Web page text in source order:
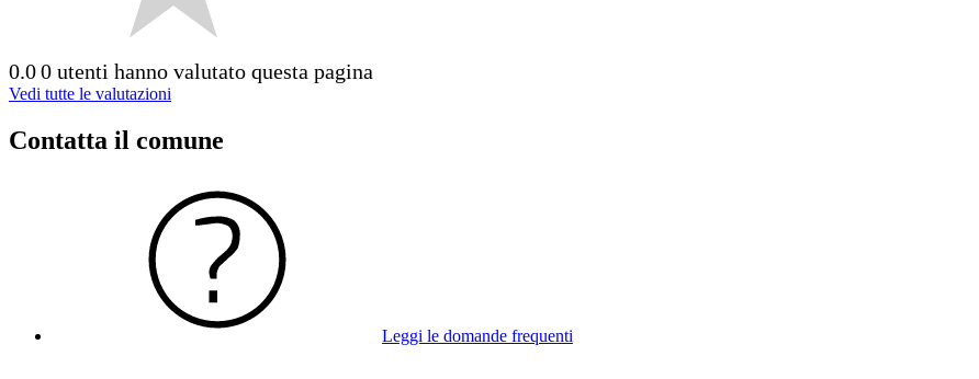
0.00 utenti hanno valutato questa pagina
Vedi tutte le valutazioni
Contatta il comune
Leggi le domande frequenti